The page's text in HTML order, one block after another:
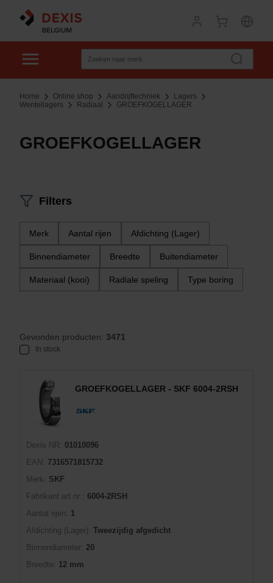
Home Online shop Aandrijftechniek
Lagers
Wentellagers
Radiaal GROEFKOGELLAGER
GROEFKOGELLAGER
Filters
Merk Aantal rijen Afdichting (Lager)
Binnendiameter Breedte Buitendiameter
Materiaal (kooi) Radiale speling Type boring
Gevonden producten: 3471
In stock
GROEFKOGELLAGER - SKF 6004-2RSH
Dexis NR:
01010096
EAN:
7316571815732
Merk:
SKF
Fabrikant art.nr::
6004-2RSH
Aantal rijen:
1
Afdichting (Lager): Tweezijdig afgedicht
Binnendiameter: 20
Breedte:
12 mm